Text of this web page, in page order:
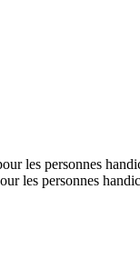
les personnes
les personnes